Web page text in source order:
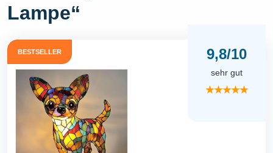
Lampe“
BESTSELLER 9,8/10
sehr gut
★★★★★